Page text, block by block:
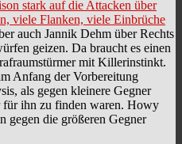
stark auf die Attacken über
viele Flanken, viele Einbrüche
auch Jannik Dehm über Rechts
geizen. Da braucht es einen
mit Killerinstinkt.
Anfang der Vorbereitung
als gegen kleinere Gegner
für ihn zu finden waren. Howy
gegen die größeren Gegner